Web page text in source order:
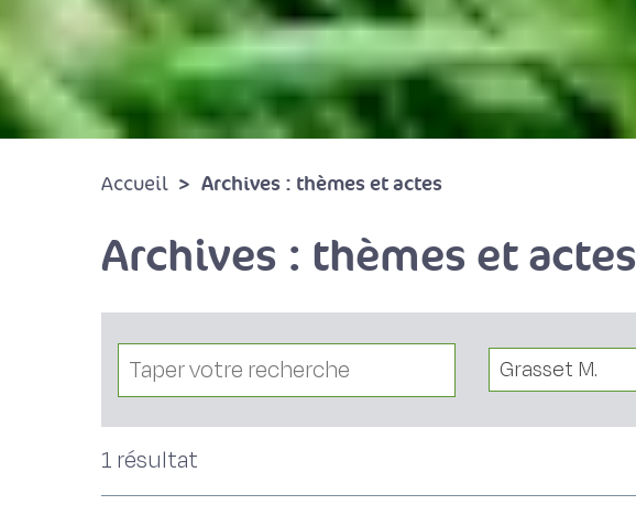
Accueil Archives : thèmes et actes
Archives : thèmes et actes
Grasset M.
1 résultat